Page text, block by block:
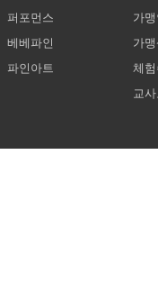
퍼포먼스
베베파인
파인아트
가
가
체
교